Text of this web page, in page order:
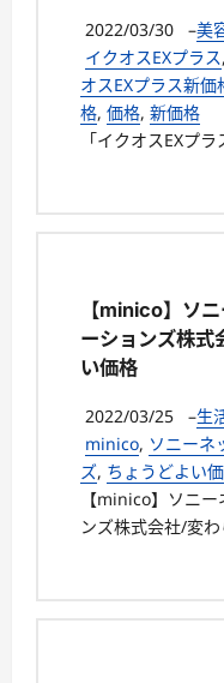
2022/03/30 –美
イクオスEXプラス,
オスEXプラス新価
格, 価格, 新価格
「イクオスEXプ
【minico】ソ
ーションズ株式
い価格
2022/03/25 –生
minico, ソニーネ
ズ, ちょうどよい
【minico】ソニ
ンズ株式会社/変